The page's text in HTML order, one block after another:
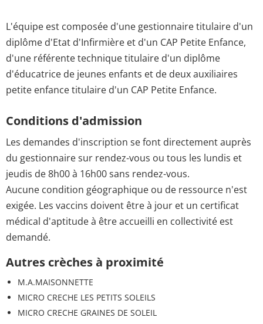
L'équipe est composée d'une gestionnaire titulaire d'un
diplôme d'Etat d'Infirmière et d'un CAP Petite Enfance,
d'une référente technique titulaire d'un diplôme
d'éducatrice de jeunes enfants et de deux auxiliaires
petite enfance titulaire d'un CAP Petite Enfance.
Conditions d'admission
Les demandes d'inscription se font directement auprès
du gestionnaire sur rendez-vous ou tous les lundis et
jeudis de 8h00 à 16h00 sans rendez-vous.
Aucune condition géographique ou de ressource n'est
exigée. Les vaccins doivent être à jour et un certificat
médical d'aptitude à être accueilli en collectivité est
demandé.
Autres crèches à proximité
M.A.MAISONNETTE
MICRO CRECHE LES PETITS SOLEILS
MICRO CRECHE GRAINES DE SOLEIL